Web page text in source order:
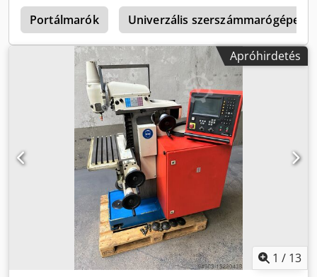
szerszámmarógép Dialog 4 vezérléssel, függőlegesen +/-
90°-kal elforgatható fej 60 mm-es maróléptékkel, vízszintes
orsó, 3 tengelyen előtolások és gyorsjáratok, hidraulikus
szerszámbefogás, automatikus központi kenés,
hűtőfolyadék-ellátó berendezés, biztonsági vészleállító,
forgácsfröccsenés elleni védőkabin forgácstálcával, külön
kapcsolószekrény. A gép jó állapotban van. Cjdpjcxxm Eofx
Portálmarók Univerzális szerszámmarógépek,
Apróhirdetés
1 / 13